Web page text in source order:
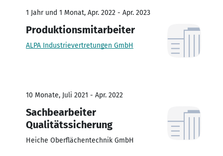
1 Jahr und 1 Monat, Apr. 2022 - Apr. 2023
Produktionsmitarbeiter
ALPA Industrievertretungen GmbH
10 Monate, Juli 2021 - Apr. 2022
Sachbearbeiter
Qualitätssicherung
Heiche Oberflächentechnik GmbH